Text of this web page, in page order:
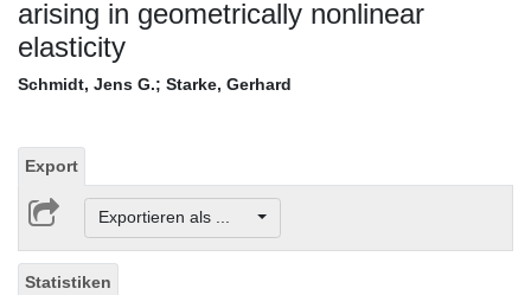
arising in geometrically nonlinear
elasticity
Schmidt, Jens G.; Starke, Gerhard
Export
Exportieren als ...
Statistiken